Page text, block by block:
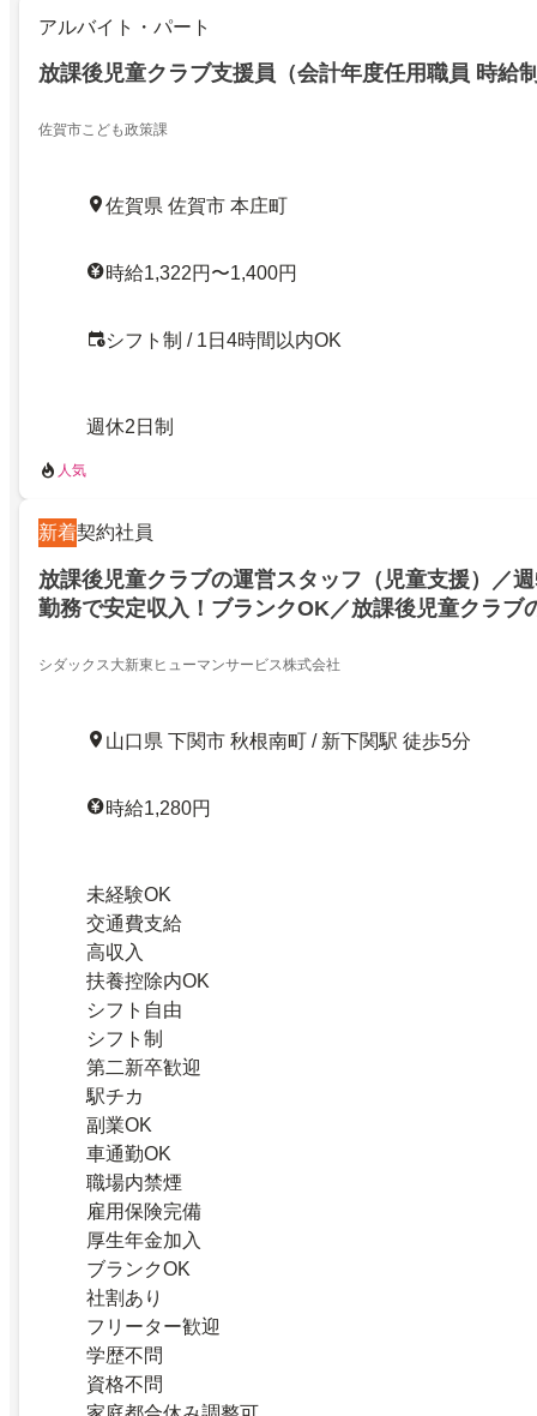
アルバイト・パート
放課後児童クラブ支援員（会計年度任用職員 時給
佐賀市こども政策課
佐賀県 佐賀市 本庄町
時給1,322円〜1,400円
シフト制 / 1日4時間以内OK
週休2日制
人気
新着契約社員
放課後児童クラブの運営スタッフ（児童支援）／
勤務で安定収入！ブランクOK／放課後児童クラブ
働けます
シダックス大新東ヒューマンサービス株式会社
山口県 下関市 秋根南町 / 新下関駅 徒歩5分
時給1,280円
未経験OK
交通費支給
高収入
扶養控除内OK
シフト自由
シフト制
第二新卒歓迎
駅チカ
副業OK
車通勤OK
職場内禁煙
雇用保険完備
厚生年金加入
ブランクOK
社割あり
フリーター歓迎
学歴不問
資格不問